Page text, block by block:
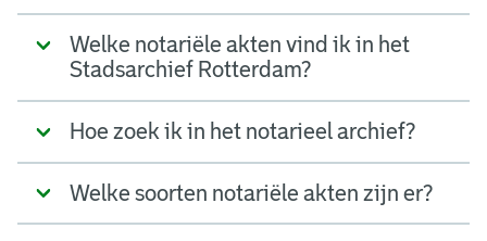
Welke notariële akten vind ik in het
Stadsarchief Rotterdam?
Hoe zoek ik in het notarieel archief?
Welke soorten notariële akten zijn er?